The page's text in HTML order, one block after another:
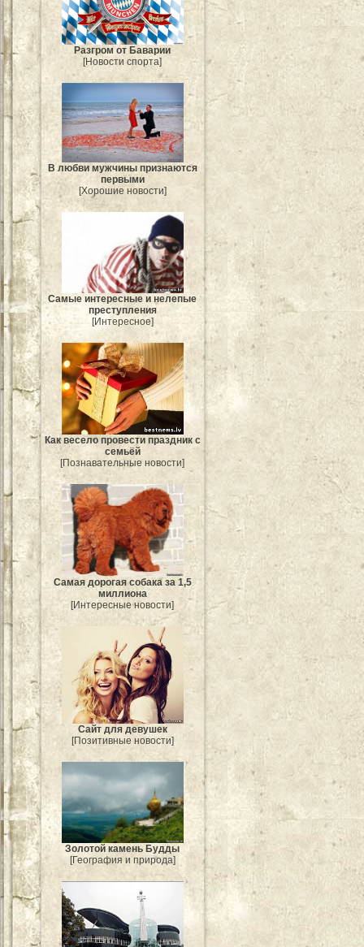
Разгром от Баварии
[Новости спорта]
В любви мужчины признаются
первыми
[Хорошие новости]
Самые интересные и нелепые
преступления
[Интересное]
Как весело провести праздник с
семьёй
[Познавательные новости]
Самая дорогая собака за 1,5
миллиона
[Интересные новости]
Сайт для девушек
[Позитивные новости]
Золотой камень Будды
[География и природа]